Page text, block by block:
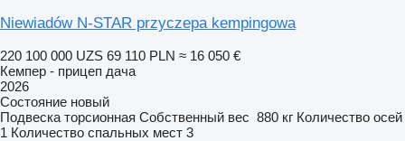
Niewiadów N-STAR przyczepa kempingowa
220 100 000 UZS 69 110 PLN ≈ 16 050 €
Кемпер - прицеп дача
2026
Состояние новый
Подвеска торсионная Собственный вес 880 кг Количество осей
1 Количество спальных мест 3